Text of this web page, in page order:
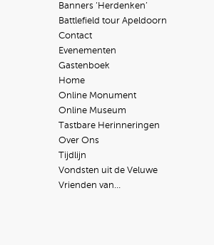
Banners ‘Herdenken’
Battlefield tour Apeldoorn
Contact
Evenementen
Gastenboek
Home
Online Monument
Online Museum
Tastbare Herinneringen
Over Ons
Tijdlijn
Vondsten uit de Veluwe
Vrienden van…